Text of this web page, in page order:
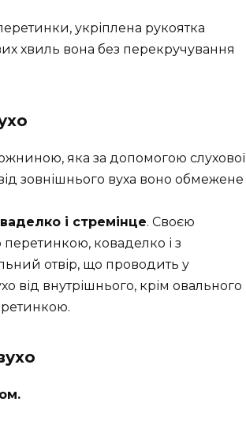
укріплена рукоятка
хвиль вона без перекручування
яка за допомогою слухової
зовнішнього вуха воно обмежене
і стремінце. Своєю
коваделко і з
отвір, що проводить у
від внутрішнього, крім овального